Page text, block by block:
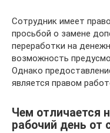
Сотрудник имеет
просьбой о замене
переработки на
возможность
Однако
является правом
Чем отличается
рабочий день от